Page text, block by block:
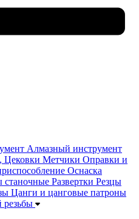
Алмазный инструмент
Цековки Метчики Оправки и
Оснаска
станочные Развертки Резцы
Цанги и цанговые патроны
резьбы